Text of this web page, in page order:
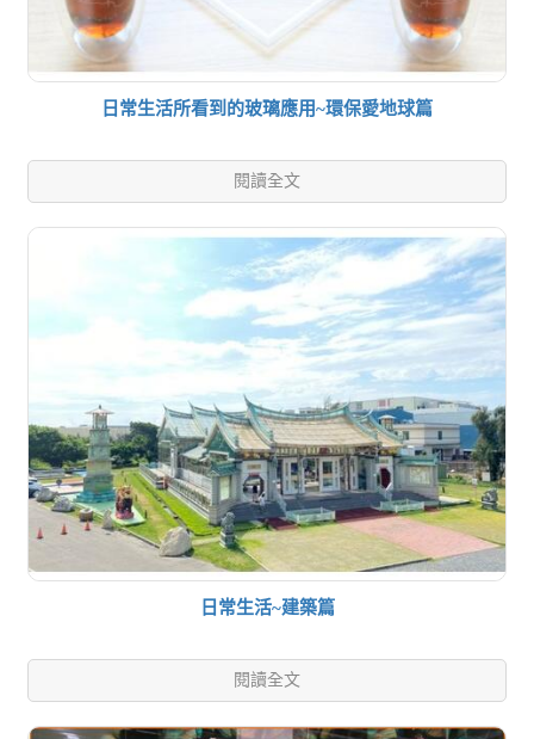
日常生活所看到的玻璃應用~環保愛地球篇
閱讀全文
日常生活~建築篇
閱讀全文